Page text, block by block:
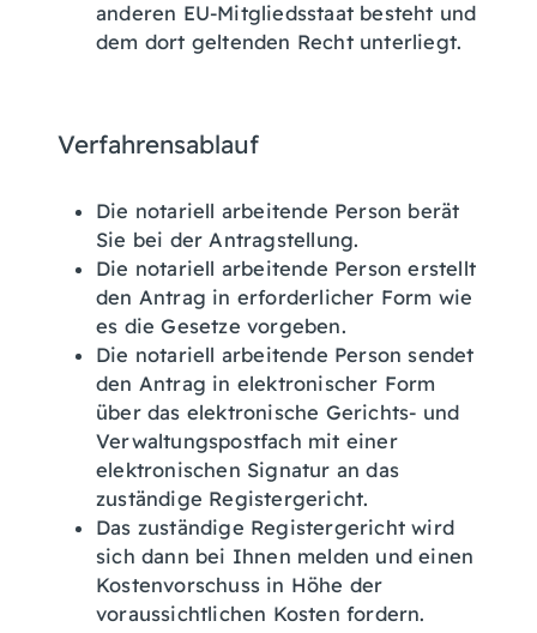
anderen EU-Mitgliedsstaat besteht und
dem dort geltenden Recht unterliegt.
Verfahrensablauf
Die notariell arbeitende Person berät
Sie bei der Antragstellung.
Die notariell arbeitende Person erstellt
den Antrag in erforderlicher Form wie
es die Gesetze vorgeben.
Die notariell arbeitende Person sendet
den Antrag in elektronischer Form
über das elektronische Gerichts- und
Verwaltungspostfach mit einer
elektronischen Signatur an das
zuständige Registergericht.
Das zuständige Registergericht wird
sich dann bei Ihnen melden und einen
Kostenvorschuss in Höhe der
voraussichtlichen Kosten fordern.